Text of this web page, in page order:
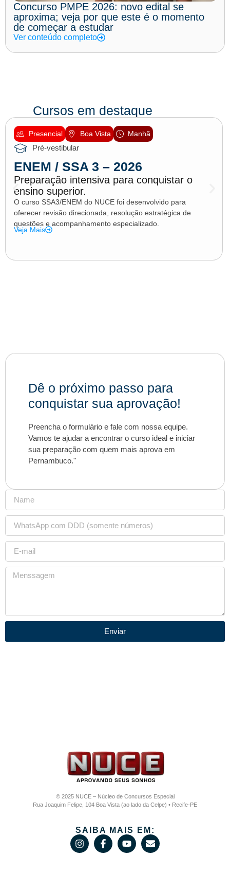
Concurso PMPE 2026: novo edital se
aproxima; veja por que este é o momento
de começar a estudar
Ver conteúdo completo
Cursos em destaque
Presencial Boa Vista Manhã
Pré-vestibular
ENEM / SSA 3 – 2026
Preparação intensiva para conquistar o
ensino superior.
O curso SSA3/ENEM do NUCE foi desenvolvido para
oferecer revisão direcionada, resolução estratégica de
questões e acompanhamento especializado.
Veja Mais
Dê o próximo passo para
conquistar sua aprovação!
Preencha o formulário e fale com nossa equipe.
Vamos te ajudar a encontrar o curso ideal e iniciar
sua preparação com quem mais aprova em
Pernambuco."
Enviar
© 2025 NUCE – Núcleo de Concursos Especial
Rua Joaquim Felipe, 104 Boa Vista (ao lado da Celpe) • Recife-PE
SAIBA MAIS EM: